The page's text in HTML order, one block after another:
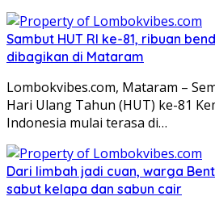
Sambut HUT RI ke-81, ribuan
dibagikan di Mataram
Lombokvibes.com, Mataram –
Hari Ulang Tahun (HUT) ke-81
Indonesia mulai terasa di…
Dari limbah jadi cuan, warga
sabut kelapa dan sabun cair